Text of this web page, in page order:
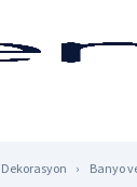
Dekorasyon Banyo